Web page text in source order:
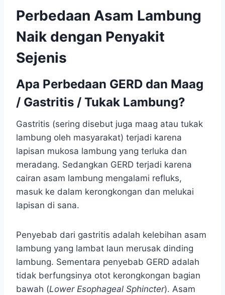
Perbedaan Asam Lambung
Naik dengan Penyakit
Sejenis
Apa Perbedaan GERD dan Maag
/ Gastritis / Tukak Lambung?
Gastritis (sering disebut juga maag atau tukak
lambung oleh masyarakat) terjadi karena
lapisan mukosa lambung yang terluka dan
meradang. Sedangkan GERD terjadi karena
cairan asam lambung mengalami refluks,
masuk ke dalam kerongkongan dan melukai
lapisan di sana.
Penyebab dari gastritis adalah kelebihan asam
lambung yang lambat laun merusak dinding
lambung. Sementara penyebab GERD adalah
tidak berfungsinya otot kerongkongan bagian
bawah (Lower Esophageal Sphincter). Asam